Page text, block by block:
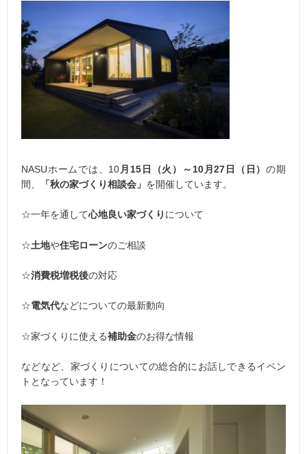
NASUホームでは、10 月15日（火）～10月27日（日）の期
間、
「秋の家づくり相談会」 を開催しています。
☆一年を通して心地良い家づくり について
☆土地や住宅ローンのご相談
☆消費税増税後の対応
☆電気代などについての最新動向
☆家づくりに使える補助金のお得な情報
などなど、家づくりについての総合的にお話しできるイベン
トとなっています！